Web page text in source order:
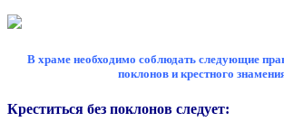
В храме необходимо соблюдать следующие
поклонов и крестного
Креститься без поклонов следует: